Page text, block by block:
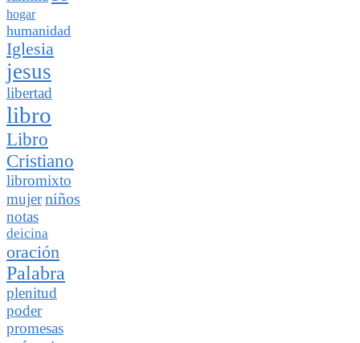
hogar
humanidad
Iglesia
jesus
libertad
libro
Libro
Cristiano
libromixto
mujerniños
notas
deicina
oración
Palabra
plenitud
poder
promesas